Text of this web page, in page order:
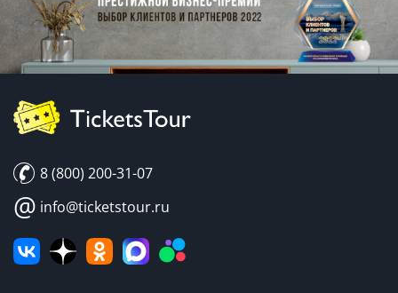
8 (800) 200-31-07
@ info@ticketstour.ru